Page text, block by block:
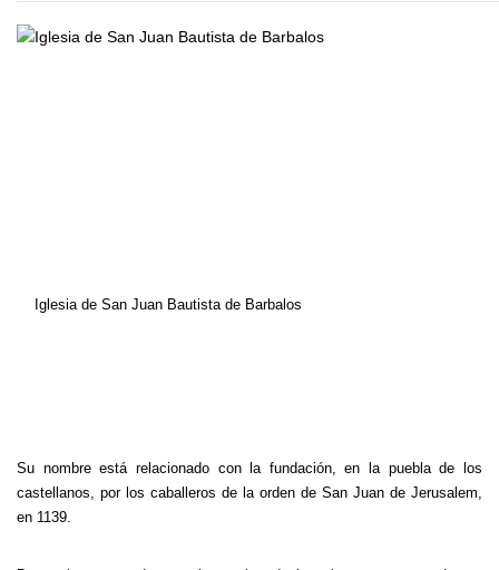
Iglesia de San Juan Bautista de Barbalos
Su nombre está relacionado con la fundación, en la puebla de los
castellanos, por los caballeros de la orden de San Juan de Jerusalem,
en 1139.